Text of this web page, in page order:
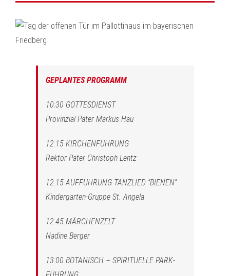
GEPLANTES PROGRAMM
10:30 GOTTESDIENST
Provinzial Pater Markus Hau
12:15 KIRCHENFÜHRUNG
Rektor Pater Christoph Lentz
12:15 AUFFÜHRUNG TANZLIED “BIENEN“
Kindergarten-Gruppe St. Angela
12:45 MÄRCHENZELT
Nadine Berger
13:00 BOTANISCH – SPIRITUELLE PARK-